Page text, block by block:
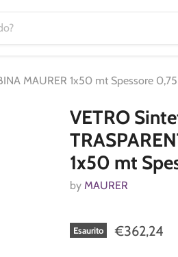
MAURER 1x50 mt Spessore
VETRO
1x50 mt
byMAURER
Esaurito €362,24